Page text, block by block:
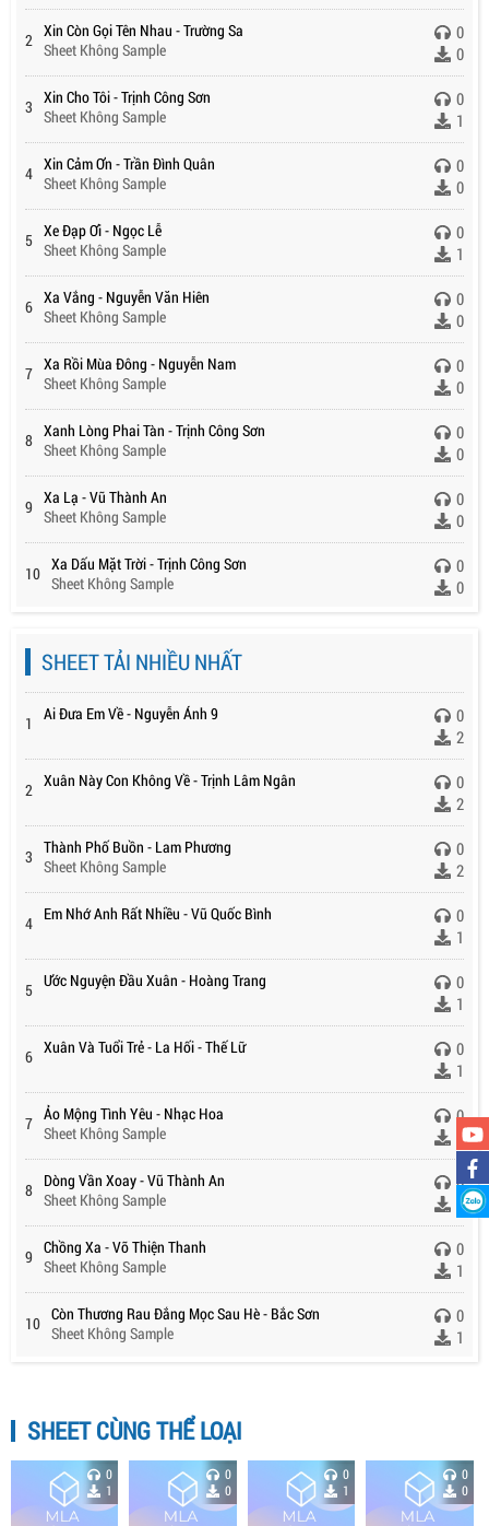
2 Xin Còn Gọi Tên Nhau - Trường Sa
Sheet Không Sample
0
0
3 Xin Cho Tôi - Trịnh Công Sơn
Sheet Không Sample
0
1
4 Xin Cảm Ơn - Trần Đình Quân
Sheet Không Sample
0
0
5 Xe Đạp Ơi - Ngọc Lễ
Sheet Không Sample
0
1
6 Xa Vắng - Nguyễn Văn Hiên
Sheet Không Sample
0
0
7 Xa Rồi Mùa Đông - Nguyễn Nam
Sheet Không Sample
0
0
8 Xanh Lòng Phai Tàn - Trịnh Công Sơn
Sheet Không Sample
0
0
9 Xa Lạ - Vũ Thành An
Sheet Không Sample
0
0
10 Xa Dấu Mặt Trời - Trịnh Công Sơn
Sheet Không Sample
0
0
SHEET TẢI NHIỀU NHẤT
1 Ai Đưa Em Về - Nguyễn Ánh 9
0
2
2 Xuân Này Con Không Về - Trịnh Lâm Ngân
0
2
3 Thành Phố Buồn - Lam Phương
Sheet Không Sample
0
2
4 Em Nhớ Anh Rất Nhiều - Vũ Quốc Bình
0
1
5 Ước Nguyện Đầu Xuân - Hoàng Trang
0
1
6 Xuân Và Tuổi Trẻ - La Hối - Thế Lữ
0
1
7 Ảo Mộng Tình Yêu - Nhạc Hoa
Sheet Không Sample
0
1
8 Dòng Vần Xoay - Vũ Thành An
Sheet Không Sample
0
1
9 Chồng Xa - Võ Thiện Thanh
Sheet Không Sample
0
1
10 Còn Thương Rau Đắng Mọc Sau Hè - Bắc Sơn
Sheet Không Sample
0
1
SHEET CÙNG THỂ LOẠI
0
1
0
0
0
1
0
0